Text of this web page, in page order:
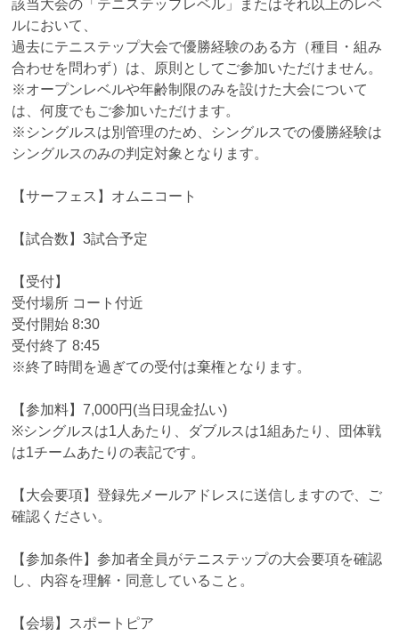
該当大会の「テニステップレベル」またはそれ以上のレベ
ルにおいて、
過去にテニステップ大会で優勝経験のある方（種目・組み
合わせを問わず）は、原則としてご参加いただけません。
※オープンレベルや年齢制限のみを設けた大会について
は、何度でもご参加いただけます。
※シングルスは別管理のため、シングルスでの優勝経験は
シングルスのみの判定対象となります。
【サーフェス】オムニコート
【試合数】3試合予定
【受付】
受付場所 コート付近
受付開始 8:30
受付終了 8:45
※終了時間を過ぎての受付は棄権となります。
【参加料】7,000円(当日現金払い)
※シングルスは1人あたり、ダブルスは1組あたり、団体戦
は1チームあたりの表記です。
【大会要項】登録先メールアドレスに送信しますので、ご
確認ください。
【参加条件】参加者全員がテニステップの大会要項を確認
し、内容を理解・同意していること。
【会場】スポートピア